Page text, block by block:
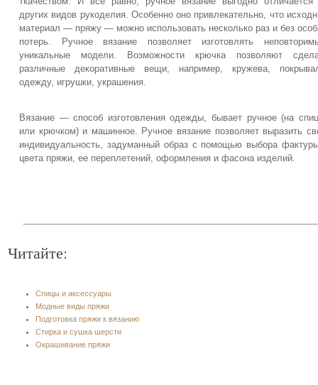
других видов рукоделия. Особенно оно привлекательно, что
материал — пряжу — можно использовать несколько раз и без
потерь. Ручное вязание позволяет изготовлять
уникальные модели. Возможности крючка позволяют
различные декоративные вещи, например, кружева,
одежду, игрушки, украшения.
Вязание — способ изготовления одежды, бывает ручное (на
или крючком) и машинное. Ручное вязание позволяет выразить
индивидуальность, задуманный образ с помощью выбора
цвета пряжи, ее переплетений, оформления и фасона изделий.
Читайте:
Спицы и аксессуары
Модные виды пряжи
Подготовка пряжи к вязанию
Стирка и сушка шерсти
Окрашивание пряжи